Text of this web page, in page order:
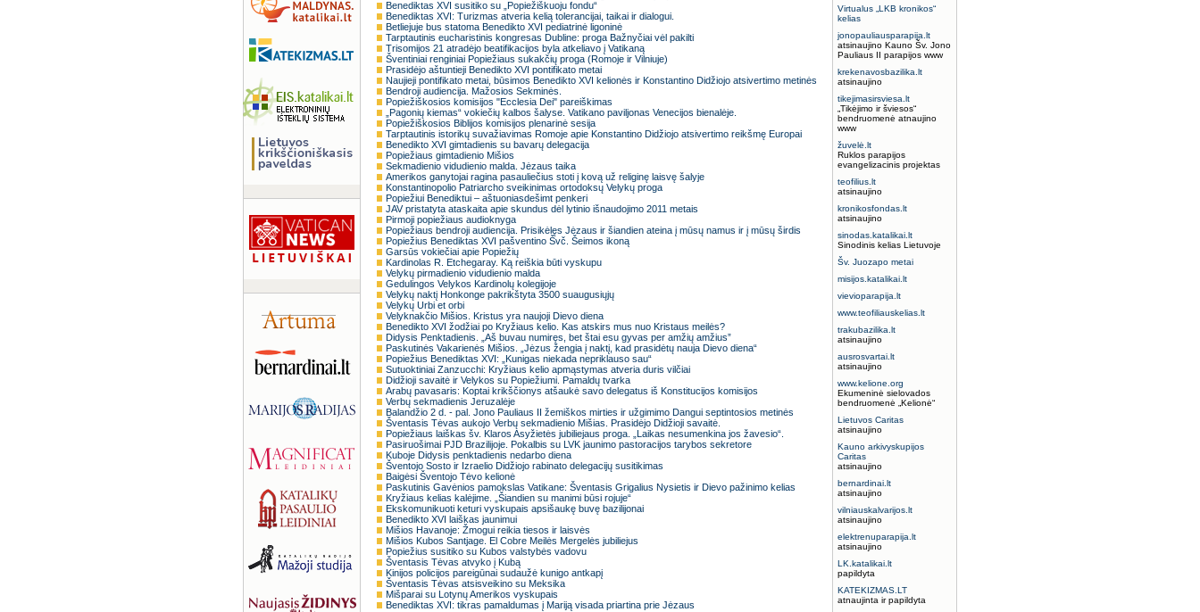
Benediktas XVI susitiko su „Popiežiškuoju fondu“
Benediktas XVI: Turizmas atveria kelią tolerancijai, taikai ir dialogui.
Betliejuje bus statoma Benedikto XVI pediatrinė ligoninė
Tarptautinis eucharistinis kongresas Dubline: proga Bažnyčiai vėl pakilti
Trisomijos 21 atradėjo beatifikacijos byla atkeliavo į Vatikaną
Šventiniai renginiai Popiežiaus sukakčių proga (Romoje ir Vilniuje)
Prasidėjo aštuntieji Benedikto XVI pontifikato metai
Naujieji pontifikato metai, būsimos Benedikto XVI kelionės ir Konstantino Didžiojo atsivertimo metinės
Bendroji audiencija. Mažosios Sekminės.
Popiežiškosios komisijos "Ecclesia Dei" pareiškimas
„Pagonių kiemas“ vokiečių kalbos šalyse. Vatikano paviljonas Venecijos bienalėje.
Popiežiškosios Biblijos komisijos plenarinė sesija
Tarptautinis istorikų suvažiavimas Romoje apie Konstantino Didžiojo atsivertimo reikšmę Europai
Benedikto XVI gimtadienis su bavarų delegacija
Popiežiaus gimtadienio Mišios
Sekmadienio vidudienio malda. Jėzaus taika
Amerikos ganytojai ragina pasauliečius stoti į kovą už religinę laisvę šalyje
Konstantinopolio Patriarcho sveikinimas ortodoksų Velykų proga
Popiežiui Benediktui – aštuoniasdešimt penkeri
JAV pristatyta ataskaita apie skundus dėl lytinio išnaudojimo 2011 metais
Pirmoji popiežiaus audioknyga
Popiežiaus bendroji audiencija. Prisikėlęs Jėzaus ir šiandien ateina į mūsų namus ir į mūsų širdis
Popiežius Benediktas XVI pašventino Švč. Šeimos ikoną
Garsūs vokiečiai apie Popiežių
Kardinolas R. Etchegaray. Ką reiškia būti vyskupu
Velykų pirmadienio vidudienio malda
Gedulingos Velykos Kardinolų kolegijoje
Velykų naktį Honkonge pakrikštyta 3500 suaugusiųjų
Velykų Urbi et orbi
Velyknakčio Mišios. Kristus yra naujoji Dievo diena
Benedikto XVI žodžiai po Kryžiaus kelio. Kas atskirs mus nuo Kristaus meilės?
Didysis Penktadienis. „Aš buvau numiręs, bet štai esu gyvas per amžių amžius”
Paskutinės Vakarienės Mišios. „Jėzus žengia į naktį, kad prasidėtų nauja Dievo diena“
Popiežius Benediktas XVI: „Kunigas niekada nepriklauso sau“
Sutuoktiniai Zanzucchi: Kryžiaus kelio apmąstymas atveria duris vilčiai
Didžioji savaitė ir Velykos su Popiežiumi. Pamaldų tvarka
Arabų pavasaris: Koptai krikščionys atšaukė savo delegatus iš Konstitucijos komisijos
Verbų sekmadienis Jeruzalėje
Balandžio 2 d. - pal. Jono Pauliaus II žemiškos mirties ir užgimimo Dangui septintosios metinės
Šventasis Tėvas aukojo Verbų sekmadienio Mišias. Prasidėjo Didžioji savaitė.
Popiežiaus laiškas šv. Klaros Asyžietės jubiliejaus proga. „Laikas nesumenkina jos žavesio“.
Pasiruošimai PJD Brazilijoje. Pokalbis su LVK jaunimo pastoracijos tarybos sekretore
Kuboje Didysis penktadienis nedarbo diena
Šventojo Sosto ir Izraelio Didžiojo rabinato delegacijų susitikimas
Baigėsi Šventojo Tėvo kelionė
Paskutinis Gavėnios pamokslas Vatikane: Šventasis Grigalius Nysietis ir Dievo pažinimo kelias
Kryžiaus kelias kalėjime. „Šiandien su manimi būsi rojuje“
Ekskomunikuoti keturi vyskupais apsišaukę buvę bazilijonai
Benedikto XVI laiškas jaunimui
Mišios Havanoje: Žmogui reikia tiesos ir laisvės
Mišios Kubos Santjage. El Cobre Meilės Mergelės jubiliejus
Popiežius susitiko su Kubos valstybės vadovu
Šventasis Tėvas atvyko į Kubą
Kinijos policijos pareigūnai sudaužė kunigo antkapį
Šventasis Tėvas atsisveikino su Meksika
Mišparai su Lotynų Amerikos vyskupais
Benediktas XVI: tikras pamaldumas į Mariją visada priartina prie Jėzaus
Virtualus „LKB kronikos“
kelias
jonopauliausparapija.lt
atsinaujino Kauno Šv. Jono
Pauliaus II parapijos www
krekenavosbazilika.lt
atsinaujino
tikejimasirsviesa.lt
„Tikėjimo ir šviesos“
bendruomenė atnaujino
www
žuvelė.lt
Ruklos parapijos
evangelizacinis projektas
teofilius.lt
atsinaujino
kronikosfondas.lt
atsinaujino
sinodas.katalikai.lt
Sinodinis kelias Lietuvoje
Šv. Juozapo metai
misijos.katalikai.lt
vievioparapija.lt
www.teofiliauskelias.lt
trakubazilika.lt
atsinaujino
ausrosvartai.lt
atsinaujino
www.kelione.org
Ekumeninė sielovados
bendruomenė „Kelionė“
Lietuvos Caritas
atsinaujino
Kauno arkivyskupijos
Caritas
atsinaujino
bernardinai.lt
atsinaujino
vilniauskalvarijos.lt
atsinaujino
elektrenuparapija.lt
atsinaujino
LK.katalikai.lt
papildyta
KATEKIZMAS.LT
atnaujinta ir papildyta